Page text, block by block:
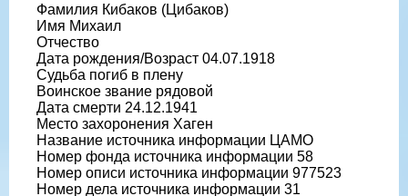
Фамилия Кибаков (Цибаков)
Имя Михаил
Отчество
Дата рождения/Возраст 04.07.1918
Судьба погиб в плену
Воинское звание рядовой
Дата смерти 24.12.1941
Место захоронения Хаген
Название источника информации ЦАМО
Номер фонда источника информации 58
Номер описи источника информации 977523
Номер дела источника информации 31